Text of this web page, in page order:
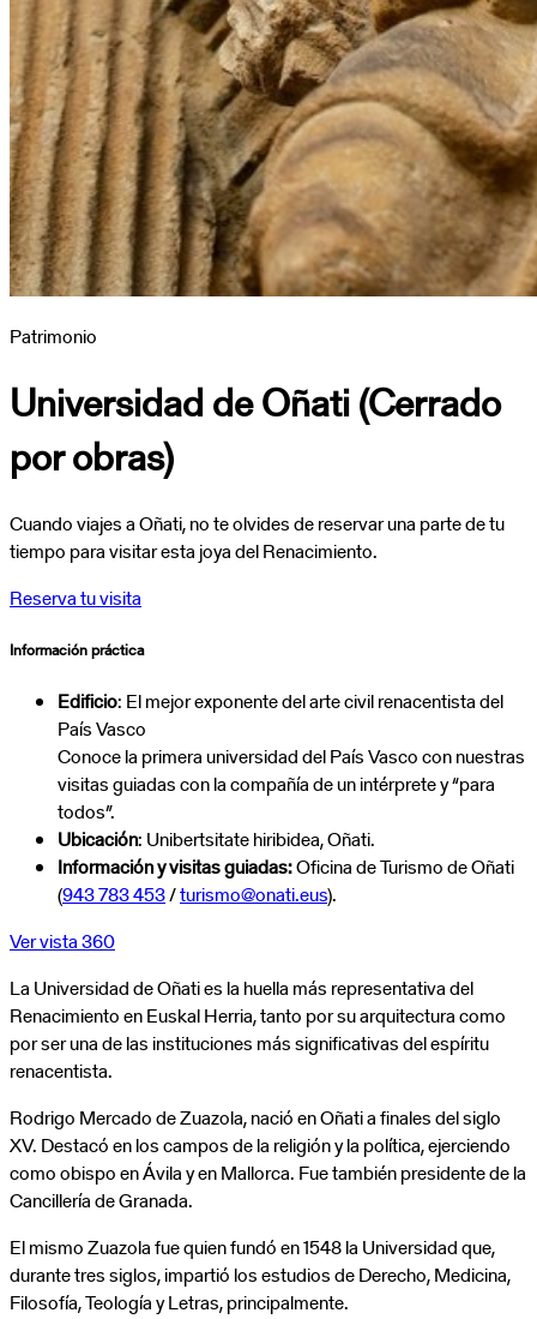
Patrimonio
Universidad de Oñati (Cerrado
por obras)
Cuando viajes a Oñati, no te olvides de reservar una parte de tu
tiempo para visitar esta joya del Renacimiento.
Reserva tu visita
Información práctica
Edificio: El mejor exponente del arte civil renacentista del
País Vasco
Conoce la primera universidad del País Vasco con nuestras
visitas guiadas con la compañía de un intérprete y “para
todos”.
Ubicación: Unibertsitate hiribidea, Oñati.
Información y visitas guiadas:Oficina de Turismo de Oñati
(943 783 453/turismo@onati.eus).
Ver vista 360
La Universidad de Oñati es la huella más representativa del
Renacimiento en Euskal Herria, tanto por su arquitectura como
por ser una de las instituciones más significativas del espíritu
renacentista.
Rodrigo Mercado de Zuazola, nació en Oñati a finales del siglo
XV. Destacó en los campos de la religión y la política, ejerciendo
como obispo en Ávila y en Mallorca. Fue también presidente de la
Cancillería de Granada.
El mismo Zuazola fue quien fundó en 1548 la Universidad que,
durante tres siglos, impartió los estudios de Derecho, Medicina,
Filosofía, Teología y Letras, principalmente.